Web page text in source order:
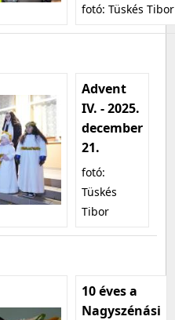
fotó: Tüskés Tibor
Advent
IV. - 2025.
december
21.
fotó:
Tüskés
Tibor
10 éves a
Nagyszénási